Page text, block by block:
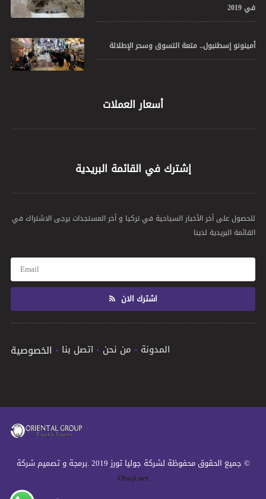
في 2019
أمينونو إسطنبول.. متعة التسوق وسحر الإطلالة
أسعار العملات
إشترك في القائمة البريدية
للحصول على أخر الأخبار السياحية في تركيا و أخر المستجدات يرجى الاشتراك في
القائمة البريدية لدينا
اشترك الان
الخصوصية اتصل بنا من نحن المدونة
© جميع الحقوق محفوظة لشركة جوليا تورز 2019 .برمجة و تصميم شركة
Obaji.net